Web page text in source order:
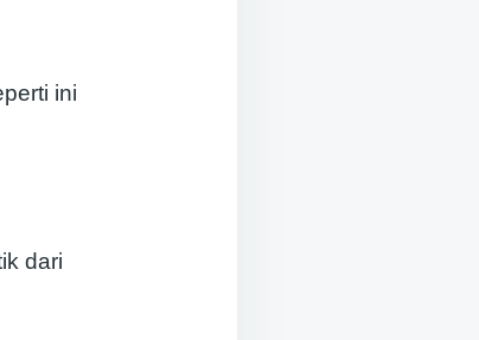
ini
dari